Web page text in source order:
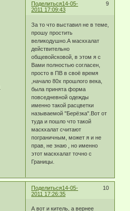
Поделиться 9
14-05-
2011 17:09:43
За то что выставил не в теме,
прошу простить
великодушно.А маскхалат
действительно
общевойсковой, в этом я с
Вами полностью согласен,
просто в ПВ в своё время
,начало 80х прошлого века,
была принята форма
повседневной одежды
именно такой расцветки
называемой "Берёзка".Вот от
туда и пошло что такой
маскхалат считают
пограничным, может я и не
прав, не знаю , но именно
этот маскхалат точно с
Границы.
Поделиться 10
14-05-
2011 17:26:35
А вот и китель, а вернее